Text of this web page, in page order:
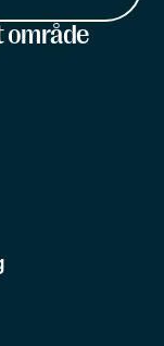
område